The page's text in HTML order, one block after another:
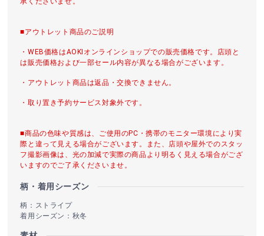
■アウトレット商品のご説明
・WEB価格はAOKIオンラインショップでの販売価格です。店頭と
は販売価格および一部セール内容が異なる場合がございます。
・アウトレット商品は返品・交換できません。
・取り置き予約サービス対象外です。
■商品の色味や質感は、ご使用のPC・携帯のモニター環境により実
際と違って見える場合がございます。また、店頭や屋外でのスタッ
フ撮影画像は、光の加減で実際の商品より明るく見える場合がござ
いますのでご了承くださいませ。
柄・着用シーズン
柄：ストライプ
着用シーズン：秋冬